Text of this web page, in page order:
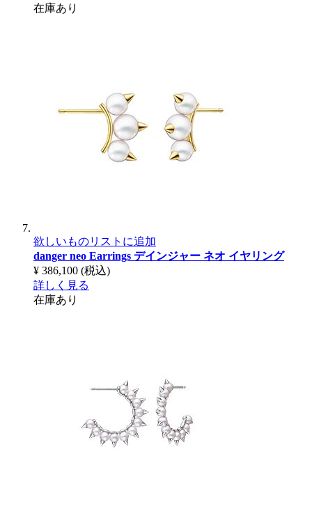
在庫あり
欲しいものリストに追加
danger neo Earrings デインジャー ネオ イヤリング
¥ 386,100 (税込)
詳しく見る
在庫あり